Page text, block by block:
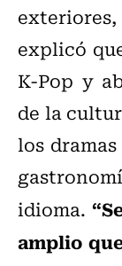
explicó
K-Pop y
de la
los
idioma.
amplio